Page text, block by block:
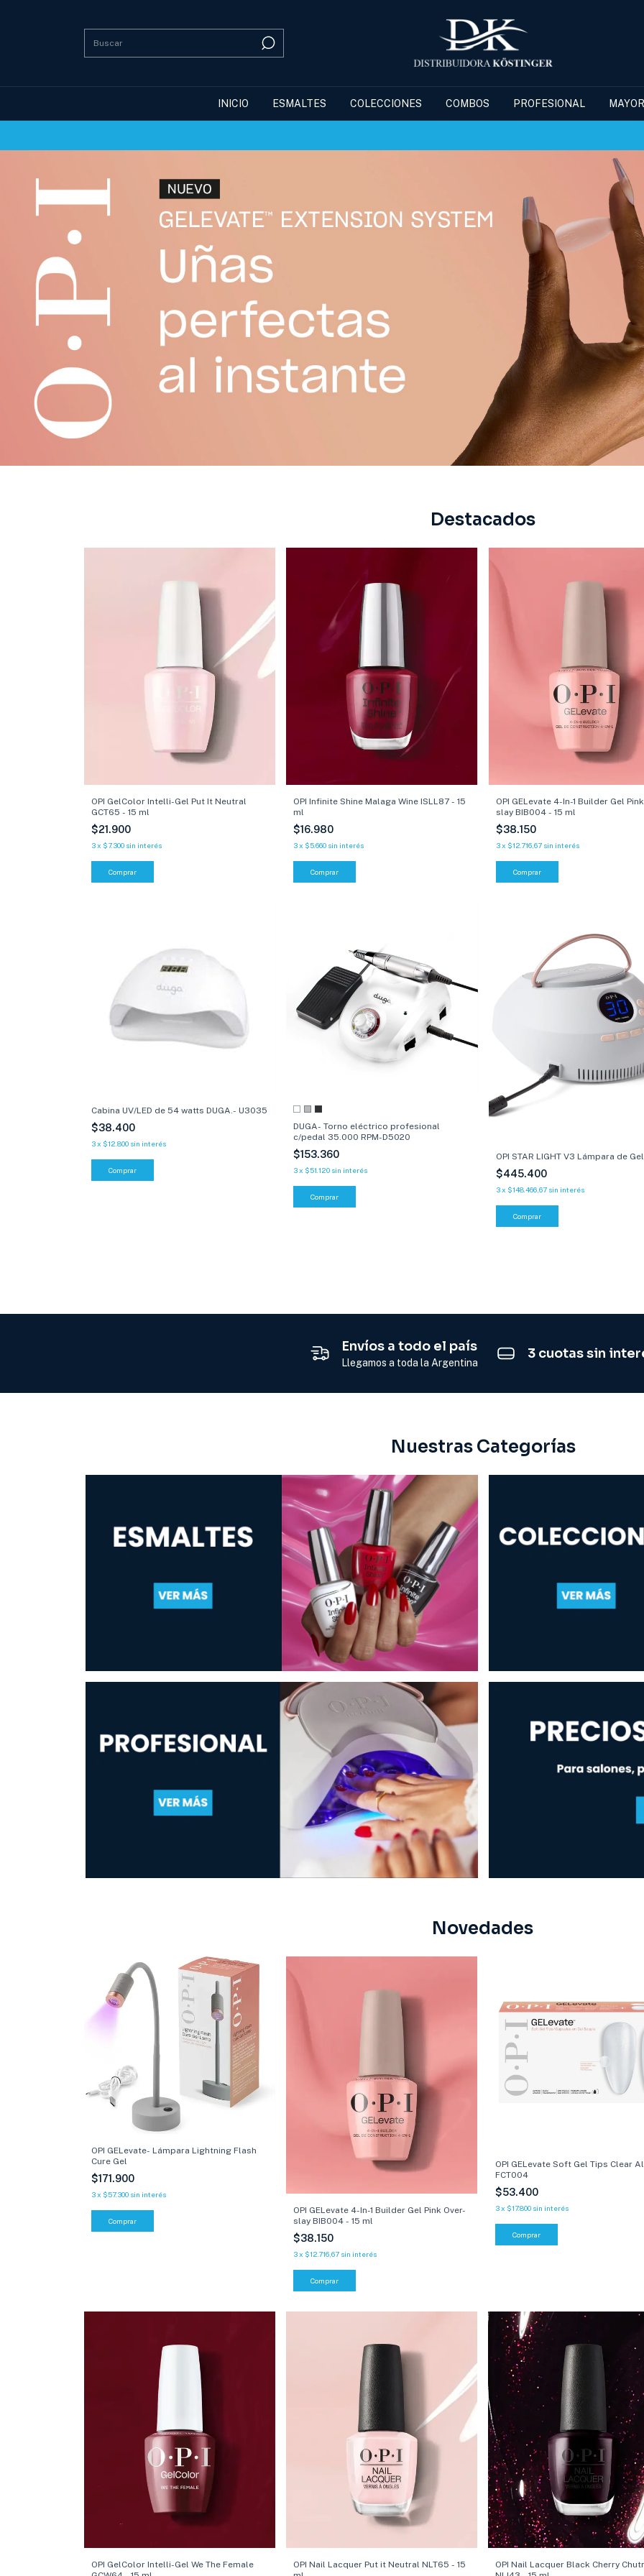
INICIO ESMALTES COLECCIONES COMBOS PROFESIONAL
Destacados
OPI GelColor Intelli-Gel Put It Neutral
GCT65 - 15 ml
$21.900
3x $7.300 sin interés
Comprar
OPI Infinite Shine Malaga Wine ISLL87 - 15
ml
$16.980
3x $5.660 sin interés
Comprar
OPI GELevate 4-In-1 Builder Gel
slay BIB004 - 15 ml
$38.150
3 x $12.716,67 sin interés
Cabina UV/LED de 54 watts DUGA.- U3035
$38.400
3x $12.800 sin interés
Comprar
DUGA- Torno eléctrico profesional
c/pedal 35.000 RPM-D5020
$153.360
3x $51.120 sin interés
Comprar
OPI STAR LIGHT V3 Lámpara de Gel
$445.400
3 x $148.466,67 sin interés
Comprar
Envíos a todo el país
Llegamos a toda la Argentina
3 cuotas sin
Nuestras Categorías
Novedades
OPI GELevate- Lámpara Lightning Flash
Cure Gel
$171.900
3x $57.300 sin interés
OPI GELevate 4-In-1 Builder Gel Pink Over-
slay BIB004 - 15 ml
$38.150
3x $12.716,67 sin interés
OPI GELevate Soft Gel Tips Clear
FCT004
$53.400
3x $17.800 sin interés
OPI GelColor Intelli-Gel We The Female
OPI Nail Lacquer Put it Neutral NLT65 - 15
OPI Nail Lacquer Black Cherry